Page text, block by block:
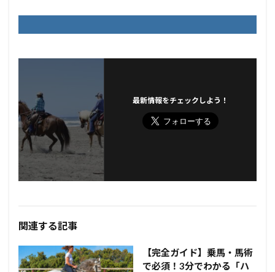
最新情報をチェックしよう！
関連する記事
【完全ガイド】乗馬・馬術
で必須！3分でわかる「ハ